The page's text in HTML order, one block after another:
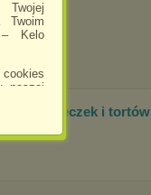
Twoim
– Kelo
naszej
może
ciasteczek i tortów